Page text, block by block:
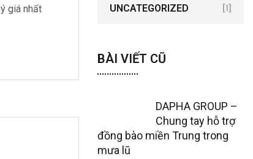
giá nhất
UNCATEGORIZED [1]
BÀI VIẾT CŨ
DAPHA GROUP –
Chung tay hỗ trợ
đồng bào miền Trung trong
mưa lũ